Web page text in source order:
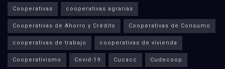
Cooperativas cooperativas agrarias
Cooperativas de Ahorro y Crédito Cooperativas de Consumo
cooperativas de trabajo cooperativas de vivienda
Cooperativismo Covid-19 Cucacc Cudecoop